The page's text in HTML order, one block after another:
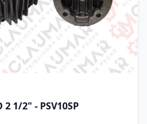
2 1/2" - PSV10SP